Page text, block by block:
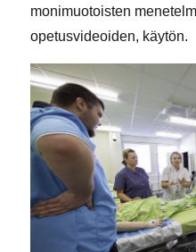
monimuotoisten
opetusvideoiden, käytön.